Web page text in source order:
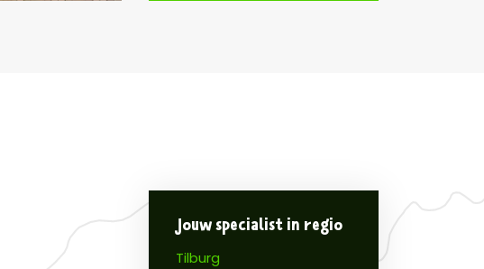
Jouw specialist in regio
Tilburg